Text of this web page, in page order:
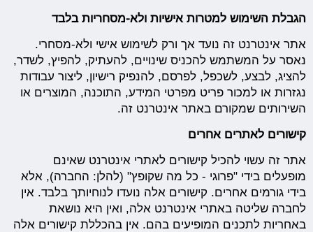
הגבלת השימוש למטרות אישיות ולא-מסחריות בלבד
אתר אינטרנט זה נועד אך ורק לשימוש אישי ולא-מסחרי.
נאסר על המשתמש להכניס שינויים, להעתיק, להפיץ, לשדר,
להציג, לבצע, לשכפל, לפרסם, להנפיק רישיון, ליצור עבודות
נגזרות או למכור פריט מפרטי המידע, התוכנה, המוצרים או
השירותים שמקורם באתר אינטרנט זה.
קישורים לאתרים אחרים
אתר זה עשוי להכיל קישורים לאתרי אינטרנט שאינם
מופעלים בידי "פרוגי - כל מה שקופץ" (להלן: החברה), אלא
בידי גורמים אחרים. קישורים אלה נועדו לנוחיותך בלבד. אין
לחברה שליטה באתרי אינטרנט אלה, ואין היא נושאת
באחריות לתכנים המופיעים בהם. אין בהכללת קישורים אלה